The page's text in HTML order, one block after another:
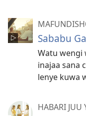
Sababu
Watu wengi
inajaa sana
lenye kuwa
HABARI JUU